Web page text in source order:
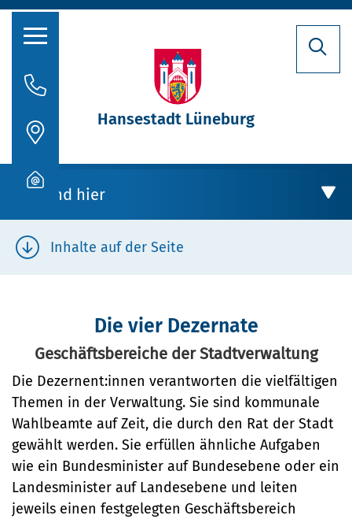
Oberbürgermeisterin
Politik
Bürgerservice
Bürgeramt
Online-Dienste
Rückrufformular
Klimaschutz und Umwelt
Klimaschutz
Klimaanpassung
Bauen und Mobilität
Stadtentwicklung
Kultur und Freizeit
Hansestadt Lüneburg
Sie sind hier
Rathaus
Verwaltung
Die vier Dezernate
Inhalte auf der Seite
Die vier Dezernate
Geschäftsbereiche der Stadtverwaltung
Die Dezernent:innen verantworten die vielfältigen
Themen in der Verwaltung. Sie sind kommunale
Wahlbeamte auf Zeit, die durch den Rat der Stadt
gewählt werden. Sie erfüllen ähnliche Aufgaben
wie ein Bundesminister auf Bundesebene oder ein
Landesminister auf Landesebene und leiten
jeweils einen festgelegten Geschäftsbereich